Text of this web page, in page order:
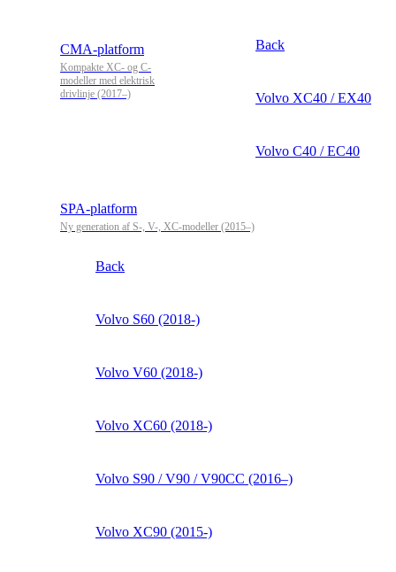
CMA-platform
Kompakte XC- og C-
modeller med elektrisk
drivlinje (2017–)
Back
Volvo XC40 / EX40
Volvo C40 / EC40
SPA-platform
Ny generation af S-, V-, XC-modeller (2015–)
Back
Volvo S60 (2018-)
Volvo V60 (2018-)
Volvo XC60 (2018-)
Volvo S90 / V90 / V90CC (2016–)
Volvo XC90 (2015-)